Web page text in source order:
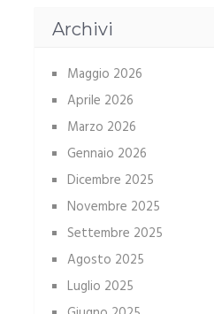
Archivi
Maggio 2026
Aprile 2026
Marzo 2026
Gennaio 2026
Dicembre 2025
Novembre 2025
Settembre 2025
Agosto 2025
Luglio 2025